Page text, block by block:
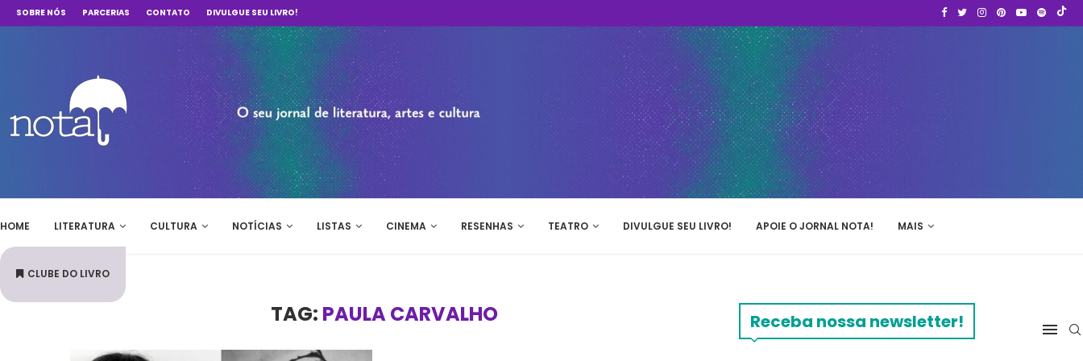
SOBRE NÓS PARCERIAS CONTATO DIVULGUE SEU LIVRO!
HOME LITERATURA CULTURA NOTÍCIAS LISTAS CINEMA RESENHAS TEATRO DIVULGUE SEU LIVRO! APOIE O JORNAL NOTA! MAIS
CLUBE DO LIVRO
TAG: PAULA CARVALHO Receba nossa newsletter!